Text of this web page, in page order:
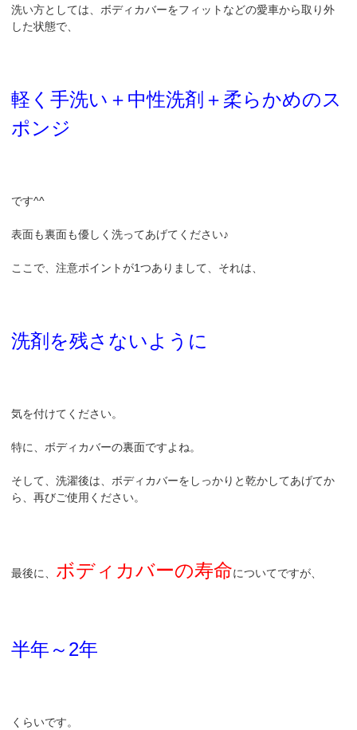
洗い方としては、ボディカバーをフィットなどの愛車から取り外
した状態で、
軽く手洗い＋中性洗剤＋柔らかめのス
ポンジ
です^^
表面も裏面も優しく洗ってあげてください♪
ここで、注意ポイントが1つありまして、それは、
洗剤を残さないように
気を付けてください。
特に、ボディカバーの裏面ですよね。
そして、洗濯後は、ボディカバーをしっかりと乾かしてあげてか
ら、再びご使用ください。
最後に、 ボディカバーの寿命についてですが、
半年～2年
くらいです。